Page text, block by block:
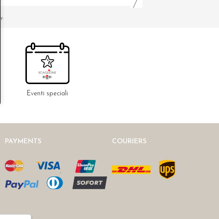
Eventi speciali
PAYMENTS COURIERS